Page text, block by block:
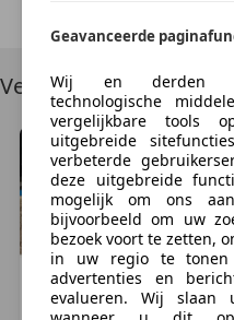
LET OP SPECTACULAIRE
KOOP NU EEN AUTO EN
EN DE ANDERE HELFT IN
Vraag naar de
DIT WORDT U
FINANCE.
Vergelijkbare
Mercedes-BenzCitan
€ 10.285 1
Geavanceerde
Wij en derden
technologische
vergelijkbare tools
uitgebreide
verbeterde
deze uitgebreide
mogelijk om ons
bijvoorbeeld om uw
bezoek voort te zetten,
in uw regio te tonen
advertenties en
evalueren. Wij slaan